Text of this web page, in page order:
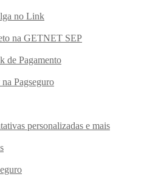
no Link
na GETNET SEP
de Pagamento
Pagseguro
personalizadas e mais